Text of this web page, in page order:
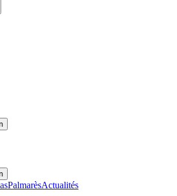
PalmarèsActualités